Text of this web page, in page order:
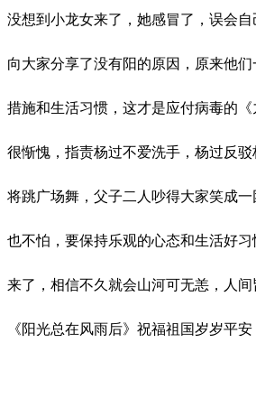
没想到小龙女来了，她感冒了，误会
向大家分享了没有阳的原因，原来他
措施和生活习惯，这才是应付病毒的
很惭愧，指责杨过不爱洗手，杨过反
将跳广场舞，父子二人吵得大家笑成
也不怕，要保持乐观的心态和生活好
来了，相信不久就会山河可无恙，人
《阳光总在风雨后》祝福祖国岁岁平安